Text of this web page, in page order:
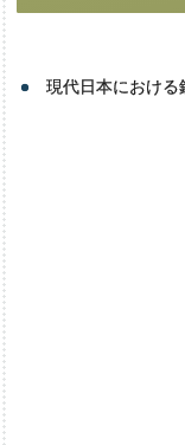
現代日本における